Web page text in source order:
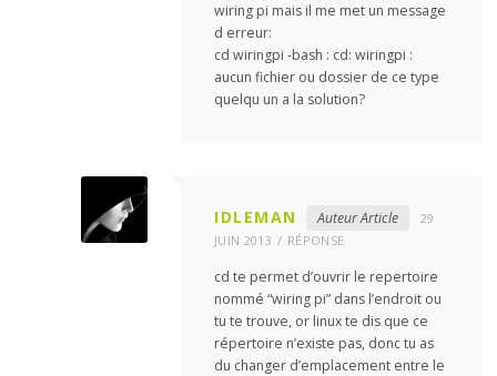
wiring pi mais il me met un message
d erreur:
cd wiringpi -bash : cd: wiringpi :
aucun fichier ou dossier de ce type
quelqu un a la solution?
IDLEMAN Auteur Article
29
JUIN 2013
RÉPONSE
cd te permet d’ouvrir le repertoire
nommé “wiring pi” dans l’endroit ou
tu te trouve, or linux te dis que ce
répertoire n’existe pas, donc tu as
du changer d’emplacement entre le